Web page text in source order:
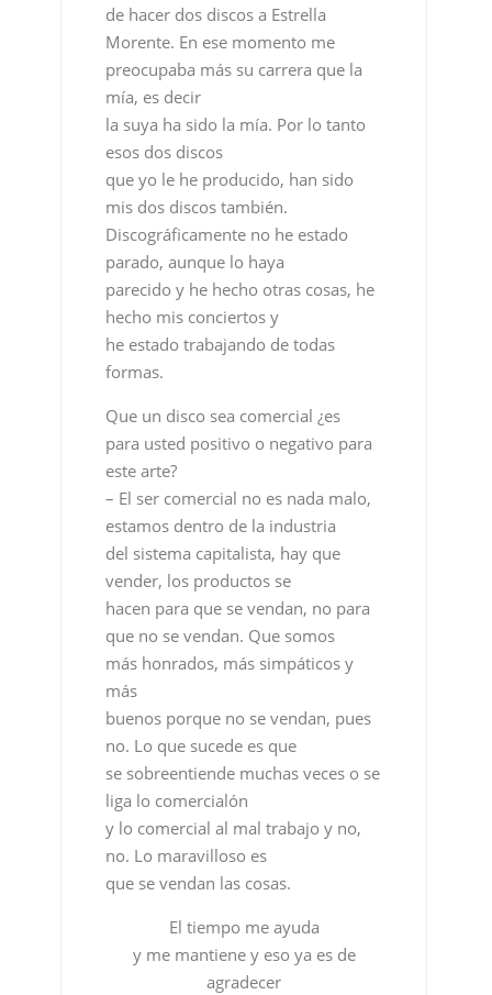
de hacer dos discos a Estrella
Morente. En ese momento me
preocupaba más su carrera que la
mía, es decir
la suya ha sido la mía. Por lo tanto
esos dos discos
que yo le he producido, han sido
mis dos discos también.
Discográficamente no he estado
parado, aunque lo haya
parecido y he hecho otras cosas, he
hecho mis conciertos y
he estado trabajando de todas
formas.
Que un disco sea comercial ¿es
para usted positivo o negativo para
este arte?
– El ser comercial no es nada malo,
estamos dentro de la industria
del sistema capitalista, hay que
vender, los productos se
hacen para que se vendan, no para
que no se vendan. Que somos
más honrados, más simpáticos y
más
buenos porque no se vendan, pues
no. Lo que sucede es que
se sobreentiende muchas veces o se
liga lo comercialón
y lo comercial al mal trabajo y no,
no. Lo maravilloso es
que se vendan las cosas.
El tiempo me ayuda
y me mantiene y eso ya es de
agradecer